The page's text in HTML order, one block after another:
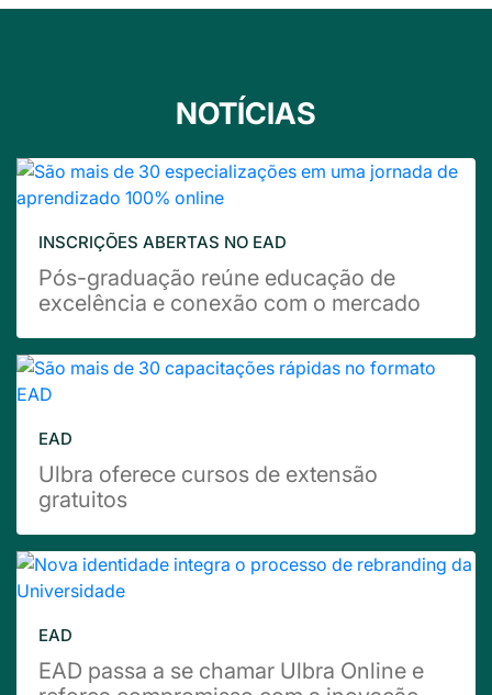
NOTÍCIAS
INSCRIÇÕES ABERTAS NO EAD
Pós-graduação reúne educação de
excelência e conexão com o mercado
EAD
Ulbra oferece cursos de extensão
gratuitos
EAD
EAD passa a se chamar Ulbra Online e